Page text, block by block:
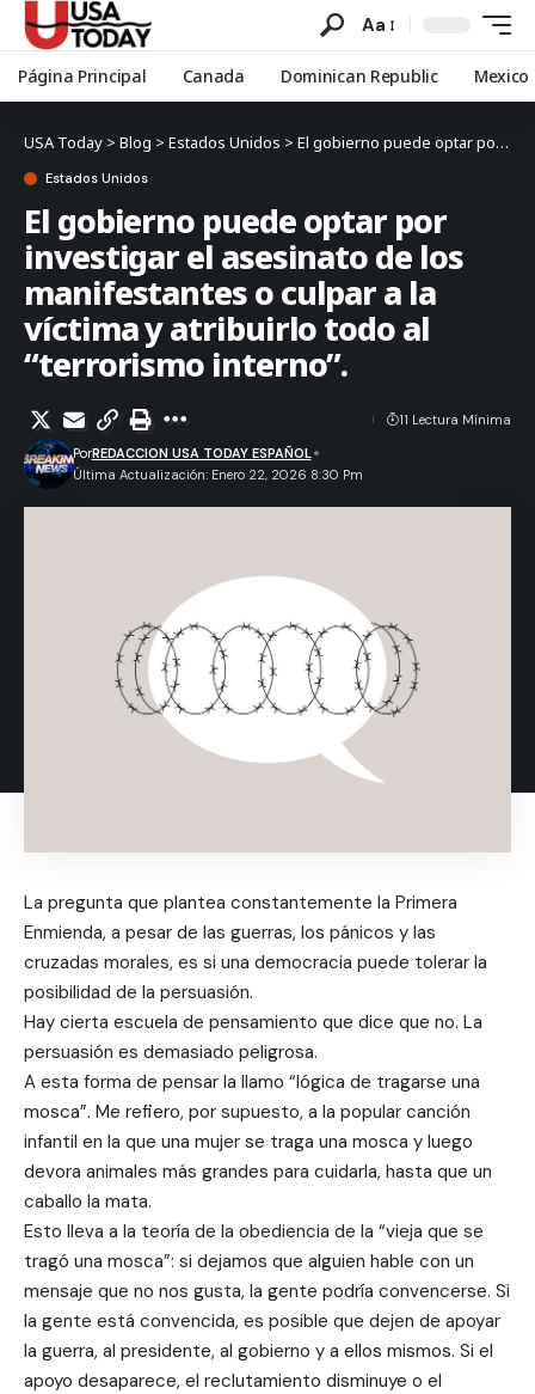
Aa
Página Principal Canada Dominican Republic Mexico
USA Today > Blog > Estados Unidos > El gobierno puede optar por investigar el asesinato de los manifestantes o culpar a la víctima y atribuirlo todo al “terrorismo interno”.
Estados Unidos
El gobierno puede optar por
investigar el asesinato de los
manifestantes o culpar a la
víctima y atribuirlo todo al
“terrorismo interno”.
Última Actualización: Enero 22, 2026 8:30 Pm
PorREDACCION USA TODAY ESPAÑOL
11 Lectura Mínima
La pregunta que plantea constantemente la Primera
Enmienda, a pesar de las guerras, los pánicos y las
cruzadas morales, es si una democracia puede tolerar la
posibilidad de la persuasión.
Hay cierta escuela de pensamiento que dice que no. La
persuasión es demasiado peligrosa.
A esta forma de pensar la llamo “lógica de tragarse una
mosca”. Me refiero, por supuesto, a la popular canción
infantil en la que una mujer se traga una mosca y luego
devora animales más grandes para cuidarla, hasta que un
caballo la mata.
Esto lleva a la teoría de la obediencia de la “vieja que se
tragó una mosca”: si dejamos que alguien hable con un
mensaje que no nos gusta, la gente podría convencerse. Si
la gente está convencida, es posible que dejen de apoyar
la guerra, al presidente, al gobierno y a ellos mismos. Si el
apoyo desaparece, el reclutamiento disminuye o el